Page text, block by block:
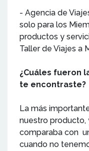
- Agencia de
solo para los
productos y
Taller de Viajes a
¿Cuáles fueron
te encontraste?
La más
nuestro producto,
comparaba con
cuando no